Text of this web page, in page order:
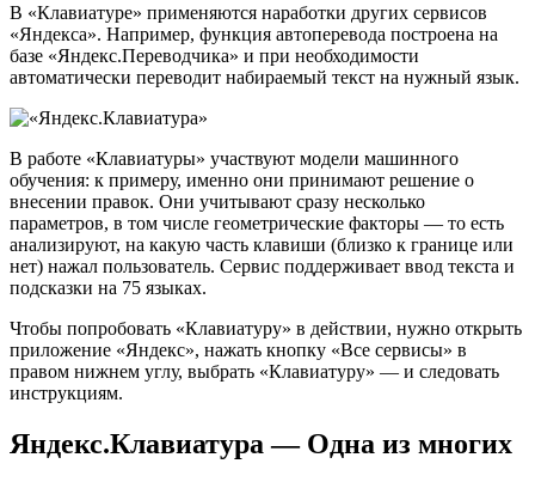
В «Клавиатуре» применяются наработки других сервисов
«Яндекса». Например, функция автоперевода построена на
базе «Яндекс.Переводчика» и при необходимости
автоматически переводит набираемый текст на нужный язык.
В работе «Клавиатуры» участвуют модели машинного
обучения: к примеру, именно они принимают решение о
внесении правок. Они учитывают сразу несколько
параметров, в том числе геометрические факторы — то есть
анализируют, на какую часть клавиши (близко к границе или
нет) нажал пользователь. Сервис поддерживает ввод текста и
подсказки на 75 языках.
Чтобы попробовать «Клавиатуру» в действии, нужно открыть
приложение «Яндекс», нажать кнопку «Все сервисы» в
правом нижнем углу, выбрать «Клавиатуру» — и следовать
инструкциям.
Яндекс.Клавиатура — Одна из многих